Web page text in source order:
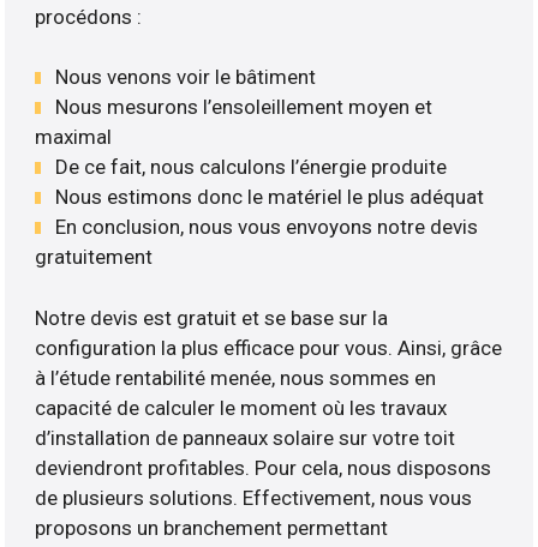
procédons :
Nous venons voir le bâtiment
Nous mesurons l’ensoleillement moyen et
maximal
De ce fait, nous calculons l’énergie produite
Nous estimons donc le matériel le plus adéquat
En conclusion, nous vous envoyons notre devis
gratuitement
Notre devis est gratuit et se base sur la
configuration la plus efficace pour vous. Ainsi, grâce
à l’étude rentabilité menée, nous sommes en
capacité de calculer le moment où les travaux
d’installation de panneaux solaire sur votre toit
deviendront profitables. Pour cela, nous disposons
de plusieurs solutions. Effectivement, nous vous
proposons un branchement permettant